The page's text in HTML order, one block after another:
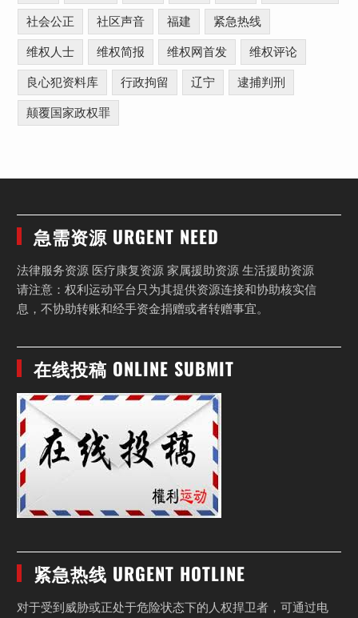
社会公正 社区声音 福建 紧急热线
维权人士 维权简报 维权网首发 维权评论
良心犯资料库 行政拘留 辽宁 逮捕判刑
颠覆国家政权罪
急需资源 URGENT NEED
法律服务资源 医疗康复资源 家属援助资源 生活援助资源
请注意：权利运动平台只为其提供资源连接和协助核实信
息，不协助转账和经手资金捐赠或者转赠事宜。
在线投稿 ONLINE SUBMIT
紧急热线 URGENT HOTLINE
对于受到威胁或正处于危险状态下的人权捍卫者，可通过电